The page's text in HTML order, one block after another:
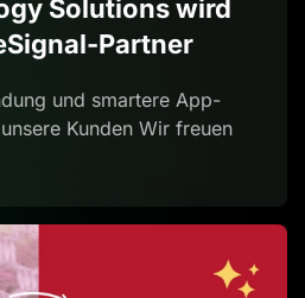
Solutions wird
Partner
und smartere App-
Kunden Wir freuen